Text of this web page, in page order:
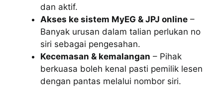
dan aktif.
Akses ke sistem MyEG & JPJ online –
Banyak urusan dalam talian perlukan no
siri sebagai pengesahan.
Kecemasan & kemalangan – Pihak
berkuasa boleh kenal pasti pemilik lesen
dengan pantas melalui nombor siri.